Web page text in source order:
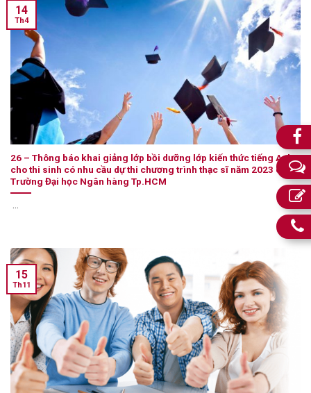
26 – Thông báo khai giảng lớp bồi dưỡng lớp kiến thức tiếng Anh
cho thi sinh có nhu cầu dự thi chương trình thạc sĩ năm 2023 của
Trường Đại học Ngân hàng Tp.HCM
...
14
Th4
15
Th11